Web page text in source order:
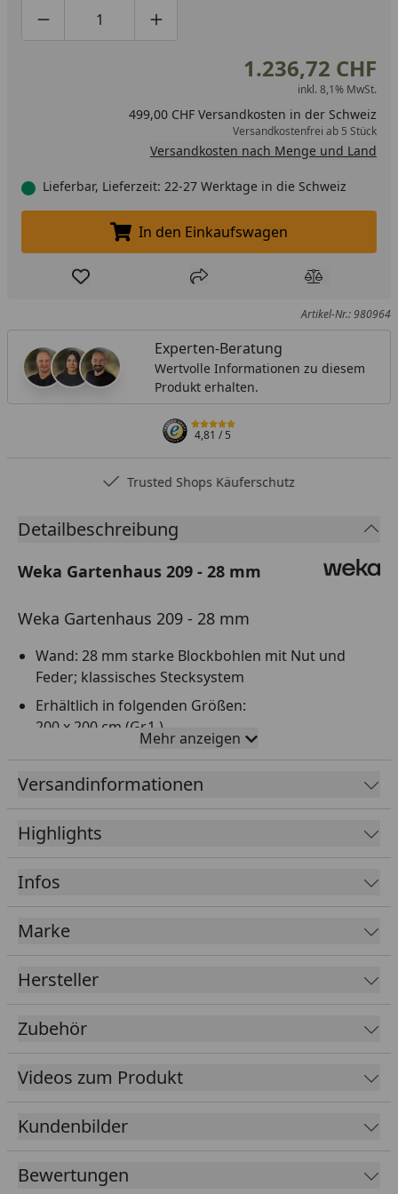
Produktmenge um eins verringern
Produktmenge manuell eingeben
Produktmenge um eins erhöhen
1.236,72 CHF
inkl. 8,1% MwSt.
499,00 CHF Versandkosten in der Schweiz
Versandkostenfrei ab 5 Stück
Versandkosten nach Menge und Land
Lieferbar, Lieferzeit: 22-27 Werktage in die Schweiz
In den Einkaufswagen legen
In den Einkaufswagen
Produkt zur Wunschliste hinzufügen
Teilen Produkt
Artikel-Nr.: 980964
Experten-Beratung
Wertvolle Informationen zu diesem
Produkt erhalten.
4,81/ 5
Trusted Shops Käuferschutz
Detailbeschreibung
Weka Gartenhaus 209 - 28 mm
Weka Gartenhaus 209 - 28 mm
Wand: 28 mm starke Blockbohlen mit Nut und
Feder; klassisches Stecksystem
Erhältlich in folgenden Größen:
200 x 200 cm (Gr.1 )
250 x 200 cm (Gr. 1,5)
300 x 250 cm (Größe 2,5)
300 x 300 cm (Gr. 3)
16 mm starke Dachbretter ohne Dachbelag
Sämtliche Holzteile aus nordischem Fichtenholz
Ausführung: Naturbelassen, hellgrau, graphitgrau
Unterkonstruktion aus imprägnierten Balken
Aktion: Bei Bestellung dieses Gartenhauses
erhalten Sie 50% Rabatt auf die
Dachschindeln.
Der Rabatt wird im Warenkorb automatisch
abgezogen.
Tipp: Unter folgendemLinkfinden Sie unseren
Kaufberater, der Ihnen erklärt, welches Zubehör
für Ihren Gartenhauskauf erforderlich ist und
welches Zubehör Sie optional wählen können.
Mehr anzeigen
Versandinformationen
Highlights
Infos
Marke
Hersteller
Zubehör
Videos zum Produkt
Kundenbilder
Bewertungen